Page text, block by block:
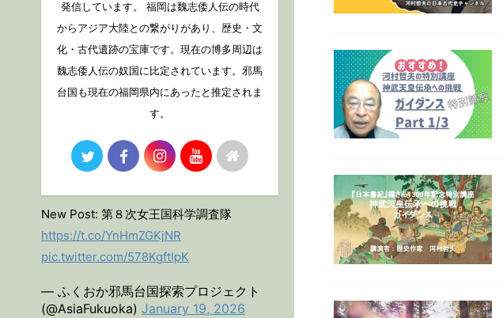
発信しています。 福岡は魏志倭人伝の時代
からアジア大陸との繋がりがあり、歴史・文
化・古代遺跡の宝庫です。現在の博多周辺は
魏志倭人伝の奴国に比定されています。邪馬
台国も現在の福岡県内にあったと推定されま
す。
New Post: 第８次女王国科学調査隊
https://t.co/YnHmZGKjNR
pic.twitter.com/578KgftIpK
— ふくおか邪馬台国探索プロジェクト
(@AsiaFukuoka) January 19, 2026